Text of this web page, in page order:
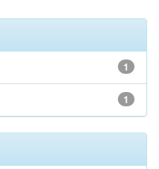
1
1